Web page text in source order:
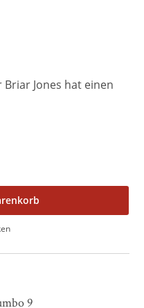
Jones hat einen
9